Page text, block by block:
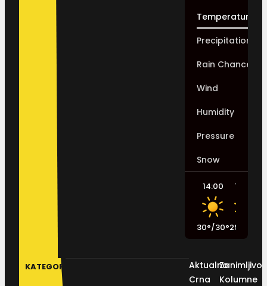
Temperature
Precipitation
Rain Chance
Wind
Humidity
Pressure
Snow
14:00
30°/30°
17:00
29
KATEGORIJE
Aktualno
Crna
Kolumne